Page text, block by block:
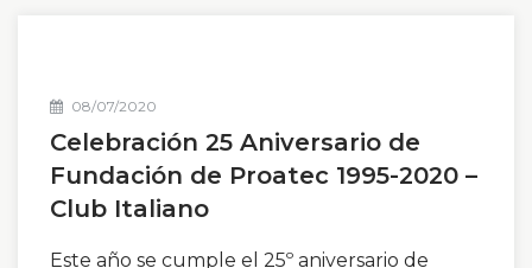
08/07/2020
Celebración 25 Aniversario de
Fundación de Proatec 1995-2020 –
Club Italiano
Este año se cumple el 25º aniversario de